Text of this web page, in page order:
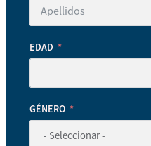
EDAD
GÉNERO